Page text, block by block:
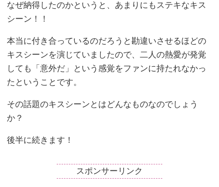
なぜ納得したのかというと、あまりにもステキなキス
シーン！！
本当に付き合っているのだろうと勘違いさせるほどの
キスシーンを演じていましたので、二人の熱愛が発覚
しても「意外だ」という感覚をファンに持たれなかっ
たということです。
その話題のキスシーンとはどんなものなのでしょう
か？
後半に続きます！
スポンサーリンク